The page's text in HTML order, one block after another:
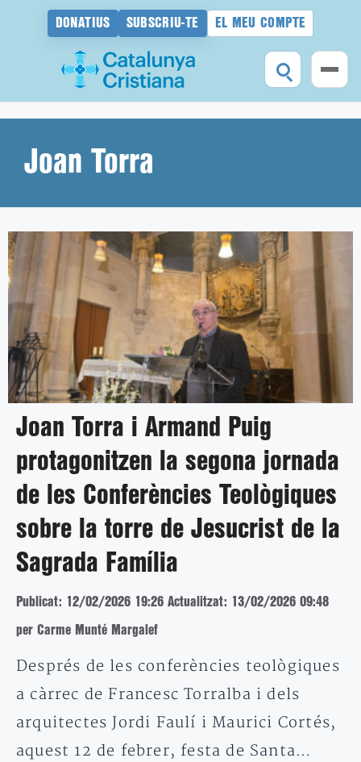
DONATIUS SUBSCRIU-TE EL MEU COMPTE
contingutJoan Torra
Joan Torra i Armand Puig
protagonitzen la segona jornada
de les Conferències Teològiques
sobre la torre de Jesucrist de la
Sagrada Família
Publicat: 12/02/2026 19:26 Actualitzat: 13/02/2026 09:48
per Carme Munté Margalef
Després de les conferències teològiques
a càrrec de Francesc Torralba i dels
arquitectes Jordi Faulí i Maurici Cortés,
aquest 12 de febrer, festa de Santa…